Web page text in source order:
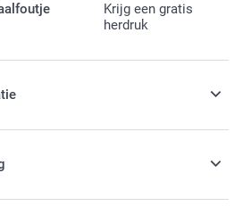
Krijg een gratis
herdruk
(€) inclusief BTW en exclusief